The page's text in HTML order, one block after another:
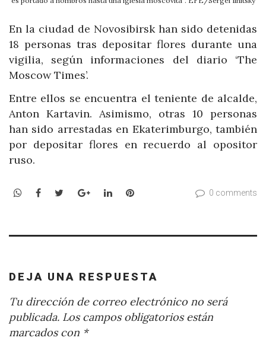
En la ciudad de Novosibirsk han sido detenidas
18 personas tras depositar flores durante una
vigilia, según informaciones del diario ‘The
Moscow Times’.
Entre ellos se encuentra el teniente de alcalde,
Anton Kartavin. Asimismo, otras 10 personas
han sido arrestadas en Ekaterimburgo, también
por depositar flores en recuerdo al opositor
ruso.
WhatsApp
Facebook
TwitterGoogle+LinkedInPinterest 0 comments
DEJA UNA RESPUESTA
Tu dirección de correo electrónico no será
publicada. Los campos obligatorios están
marcados con *